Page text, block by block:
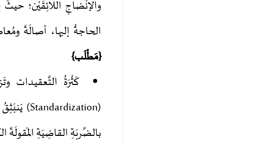
والإنْضاجِ اللائِقَيْن؛
الحاجةُ إليها، أصالَةً
{مَطْلَب}
كَثْرَةُ التَّعقيدات
بالضَّربَةِ القاضِيَةِ المَقولَةَ